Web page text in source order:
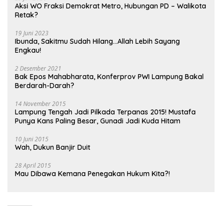
Aksi WO Fraksi Demokrat Metro, Hubungan PD – Walikota
Retak?
19 Juni 2023
Ibunda, Sakitmu Sudah Hilang…Allah Lebih Sayang
Engkau!
2 Desember 2021
Bak Epos Mahabharata, Konferprov PWI Lampung Bakal
Berdarah-Darah?
14 November 2015
Lampung Tengah Jadi Pilkada Terpanas 2015! Mustafa
Punya Kans Paling Besar, Gunadi Jadi Kuda Hitam
10 Juni 2015
Wah, Dukun Banjir Duit
28 April 2015
Mau Dibawa Kemana Penegakan Hukum Kita?!